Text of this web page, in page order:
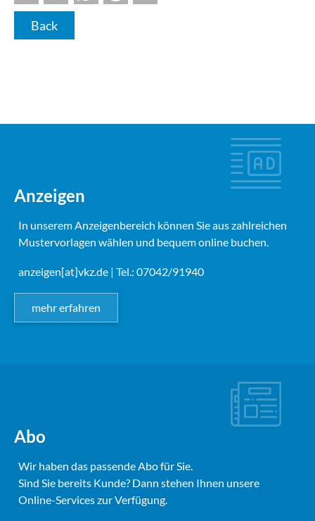
Back
Anzeigen
In unserem Anzeigenbereich können Sie aus zahlreichen
Mustervorlagen wählen und bequem online buchen.
anzeigen[at]vkz.de | Tel.: 07042/91940
mehr erfahren
Abo
Wir haben das passende Abo für Sie.
Sind Sie bereits Kunde? Dann stehen Ihnen unsere
Online-Services zur Verfügung.